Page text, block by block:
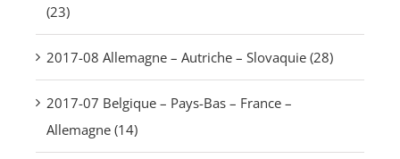
(23)
2017-08 Allemagne – Autriche – Slovaquie (28)
2017-07 Belgique – Pays-Bas – France –
Allemagne (14)